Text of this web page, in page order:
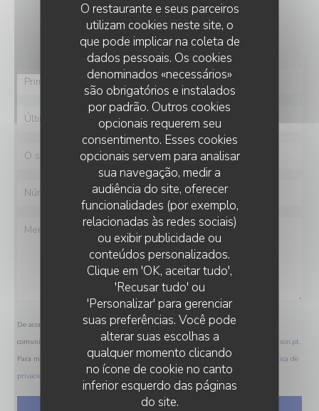
O restaurante e seus parceiros
utilizam cookies neste site, o
que pode implicar na coleta de
dados pessoais. Os cookies
denominados «necessários»
são obrigatórios e instalados
por padrão. Outros cookies
opcionais requerem seu
consentimento. Esses cookies
opcionais servem para analisar
sua navegação, medir a
audiência do site, oferecer
funcionalidades (por exemplo,
relacionadas às redes sociais)
ou exibir publicidade ou
conteúdos personalizados.
Clique em 'OK, aceitar tudo',
'Recusar tudo' ou
'Personalizar' para gerenciar
suas preferências. Você pode
alterar suas escolhas a
qualquer momento clicando
no ícone de cookie no canto
inferior esquerdo das páginas
do site.
Deseja contactar-nos ?
Preencha o formulário abaixo!
De acordo com a legislação de proteção de dados, tem o direito de se opor a
comunicações de marketing. Pode registar-se na Lista Robinson através de
robinson.pt.
Para mais informações sobre o tratamento dos seus dados, consulte a nossa
política de
privacidade